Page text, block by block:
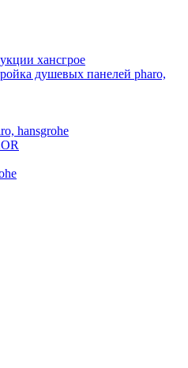
хансгрое
душевых панелей pharo,
hansgrohe